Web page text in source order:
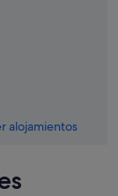
alojamientos